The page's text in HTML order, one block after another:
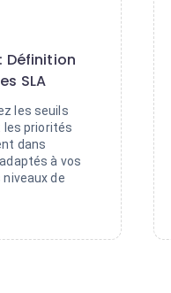
: Définition
SLA
les seuils
priorités
dans
à vos
de